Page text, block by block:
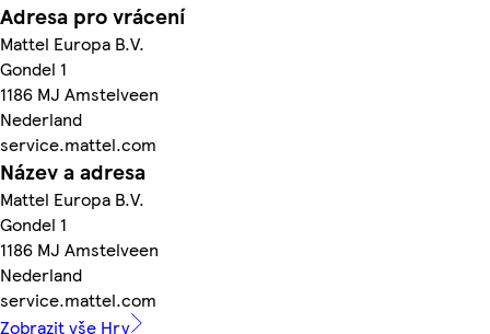
Adresa pro vrácení
Mattel Europa B.V.
Gondel 1
1186 MJ Amstelveen
Nederland
service.mattel.com
Název a adresa
Mattel Europa B.V.
Gondel 1
1186 MJ Amstelveen
Nederland
service.mattel.com
Zobrazit vše Hry